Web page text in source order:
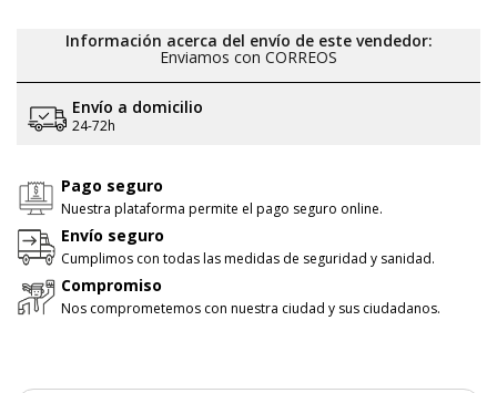
Información acerca del envío de este vendedor:
Enviamos con CORREOS
Envío a domicilio
24-72h
Pago seguro
Nuestra plataforma permite el pago seguro online.
Envío seguro
Cumplimos con todas las medidas de seguridad y sanidad.
Compromiso
Nos comprometemos con nuestra ciudad y sus ciudadanos.